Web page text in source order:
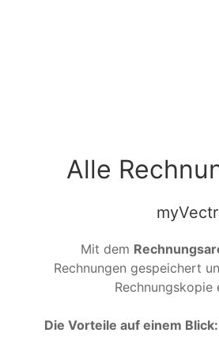
Alle
Mit dem
Rechnungen gespeichert
Rechnungskopie
Die Vorteile auf einem Blick: